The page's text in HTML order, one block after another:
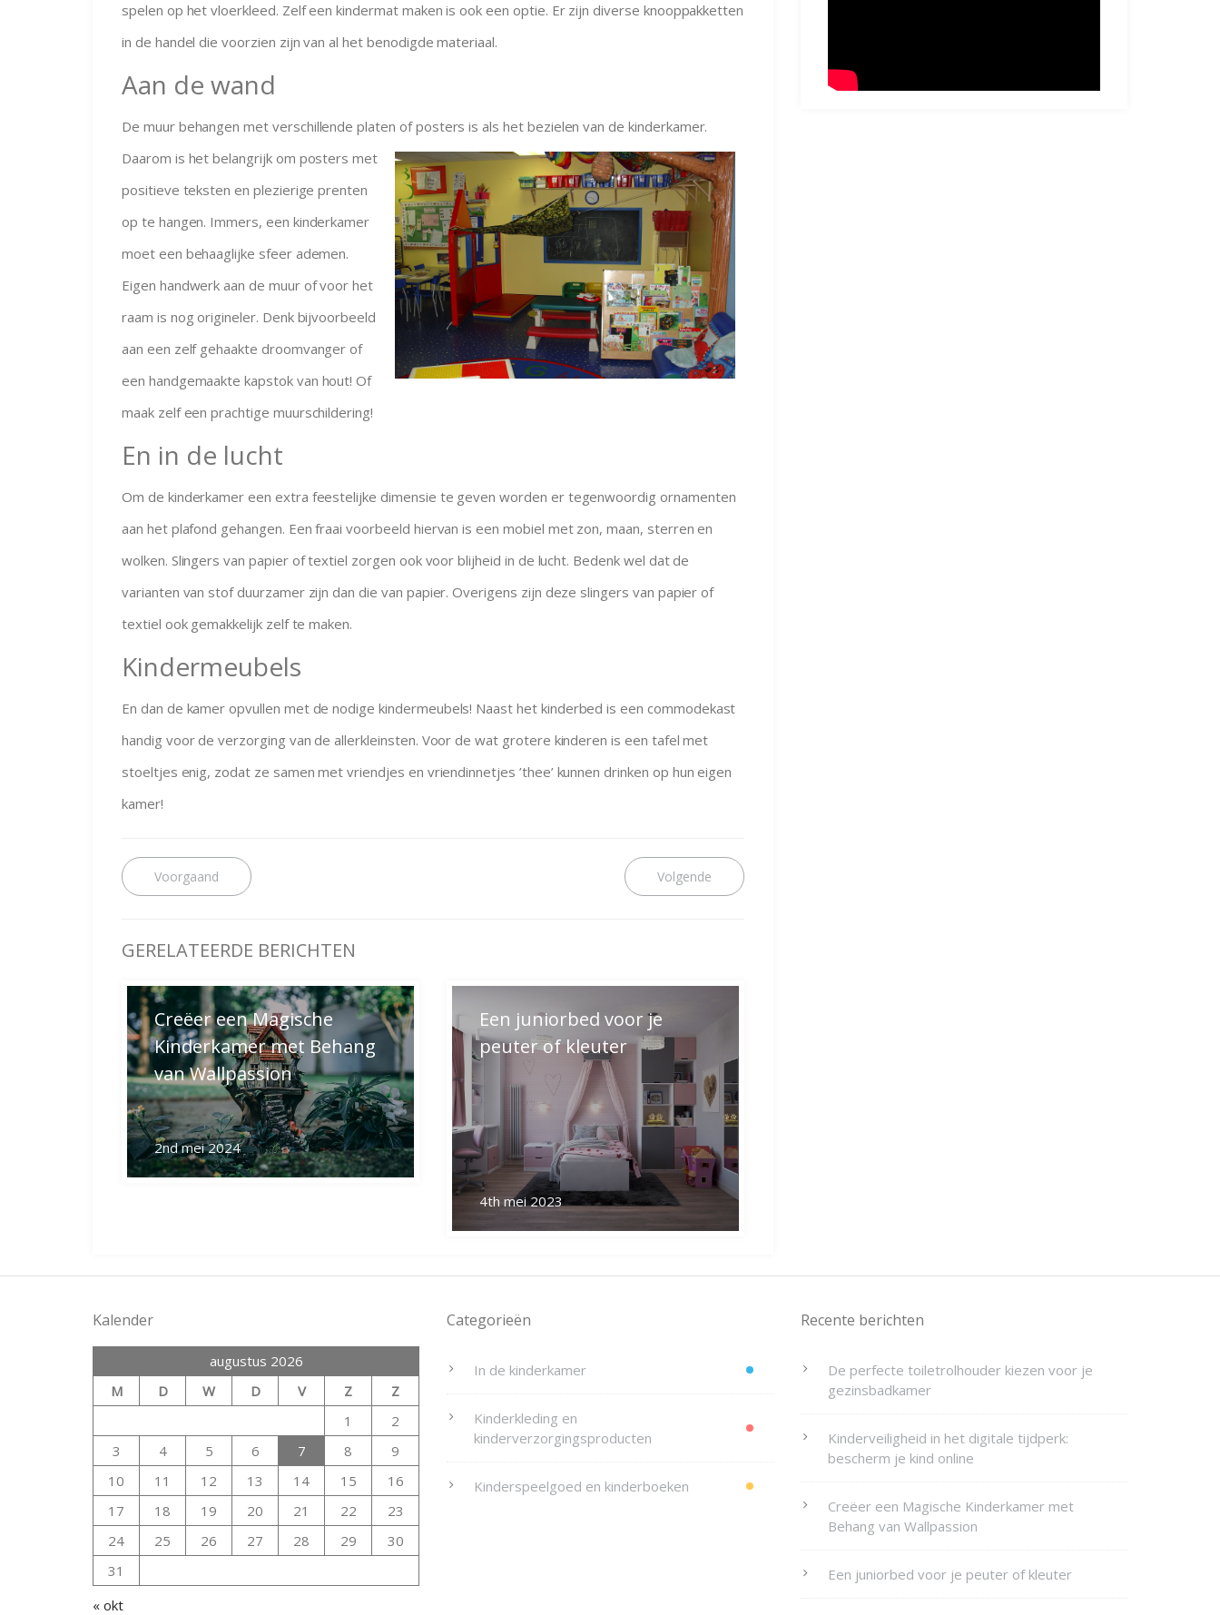
spelen op het vloerkleed. Zelf een kindermat maken is ook een optie. Er zijn diverse knooppakketten
in de handel die voorzien zijn van al het benodigde materiaal.
Aan de wand
De muur behangen met verschillende platen of posters is als het bezielen van de kinderkamer.
Daarom is het belangrijk om posters met
positieve teksten en plezierige prenten
op te hangen. Immers, een kinderkamer
moet een behaaglijke sfeer ademen.
Eigen handwerk aan de muur of voor het
raam is nog origineler. Denk bijvoorbeeld
aan een zelf gehaakte droomvanger of
een handgemaakte kapstok van hout! Of
maak zelf een prachtige muurschildering!
En in de lucht
Om de kinderkamer een extra feestelijke dimensie te geven worden er tegenwoordig ornamenten
aan het plafond gehangen. Een fraai voorbeeld hiervan is een mobiel met zon, maan, sterren en
wolken. Slingers van papier of textiel zorgen ook voor blijheid in de lucht. Bedenk wel dat de
varianten van stof duurzamer zijn dan die van papier. Overigens zijn deze slingers van papier of
textiel ook gemakkelijk zelf te maken.
Kindermeubels
En dan de kamer opvullen met de nodige kindermeubels! Naast het kinderbed is een commodekast
handig voor de verzorging van de allerkleinsten. Voor de wat grotere kinderen is een tafel met
stoeltjes enig, zodat ze samen met vriendjes en vriendinnetjes ’thee’ kunnen drinken op hun eigen
kamer!
Bericht
navigatie
Previous
post:
post:
Creëer een Magische
Kinderkamer met Behang
van Wallpassion
2nd mei 2024
Een juniorbed voor je
peuter of kleuter
4th mei 2023
Kalender
augustus 2026
M
D W D V Z
Z
1
2
3
4 5 6 7 8
9
10
11 12 13 14 15
16
17
18 19 20 21 22
23
24
25 26 27 28 29
30
31
« okt
Categorieën
In de kinderkamer
Kinderkleding en
kinderverzorgingsproducten
Kinderspeelgoed en kinderboeken
Recente berichten
De perfecte toiletrolhouder kiezen voor je
gezinsbadkamer
Kinderveiligheid in het digitale tijdperk:
bescherm je kind online
Creëer een Magische Kinderkamer met
Behang van Wallpassion
Een juniorbed voor je peuter of kleuter